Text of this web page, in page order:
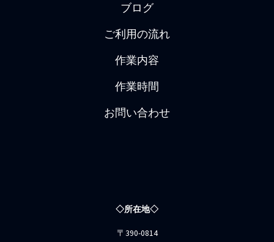
ブログ
ご利用の流れ
作業内容
作業時間
お問い合わせ
◇所在地◇
〒390-0814